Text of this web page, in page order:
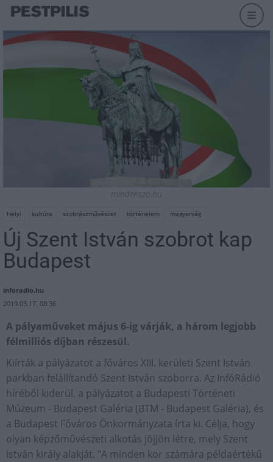
mindenszo.hu
Helyi kultúra szobrászművészet történelem magyarság
Új Szent István szobrot kap
Budapest
inforadio.hu
2019.03.17. 08:36
A pályaműveket május 6-ig várják, a három legjobb
félmilliós díjban részesül.
Kiírták a pályázatot a főváros XIII. kerületi Szent István
parkban felállítandó Szent István szoborra. Az InfóRádió
híréből kiderül, a pályázatot a Budapesti Történeti
Múzeum - Budapest Galéria (BTM - Budapest Galéria), és
a Budapest Főváros Önkormányzata írta ki. Célja, hogy
olyan képzőművészeti alkotás jöjjön létre, mely Szent
István király alakját. "A minden kor számára példaértékű